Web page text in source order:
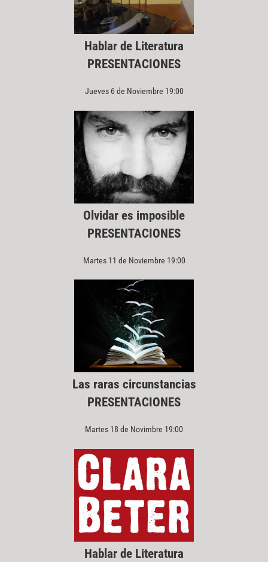
Hablar de Literatura
PRESENTACIONES
Jueves 6 de Noviembre 19:00
Olvidar es imposible
PRESENTACIONES
Martes 11 de Noviembre 19:00
Las raras circunstancias
PRESENTACIONES
Martes 18 de Novimbre 19:00
Hablar de Literatura